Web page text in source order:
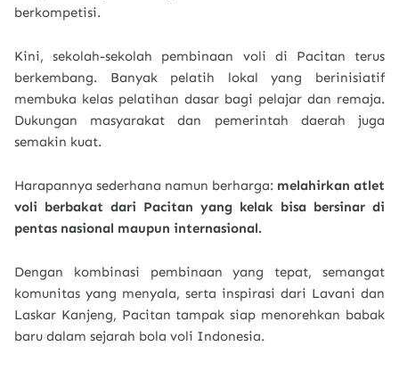
berkompetisi.
Kini, sekolah-sekolah pembinaan voli di Pacitan terus
berkembang. Banyak pelatih lokal yang berinisiatif
membuka kelas pelatihan dasar bagi pelajar dan remaja.
Dukungan masyarakat dan pemerintah daerah juga
semakin kuat.
Harapannya sederhana namun berharga: melahirkan atlet
voli berbakat dari Pacitan yang kelak bisa bersinar di
pentas nasional maupun internasional.
Dengan kombinasi pembinaan yang tepat, semangat
komunitas yang menyala, serta inspirasi dari Lavani dan
Laskar Kanjeng, Pacitan tampak siap menorehkan babak
baru dalam sejarah bola voli Indonesia.